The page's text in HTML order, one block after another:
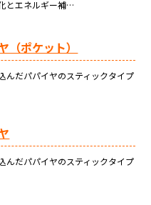
とエネルギー補…
（ポケット）
んだパパイヤのスティックタイプ
んだパパイヤのスティックタイプ